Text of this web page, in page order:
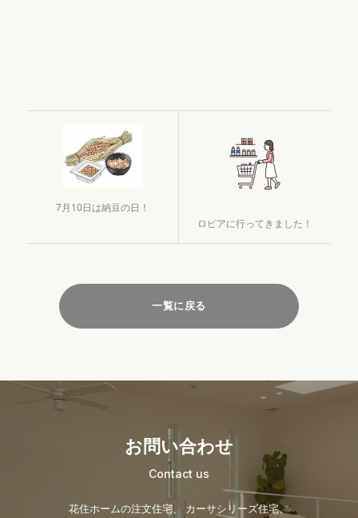
7月10日は納豆の日！
ロピアに行ってきました！
一覧に戻る
お問い合わせ
Contact us
花住ホームの注文住宅、 カーサシリーズ住宅、